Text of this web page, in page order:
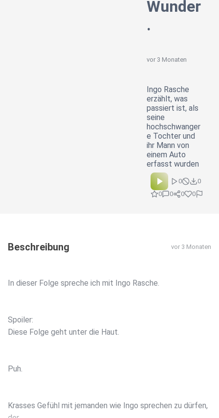
Wunder
.
vor 3 Monaten
Ingo Rasche
erzählt, was
passiert ist, als
seine
hochschwanger
e Tochter und
ihr Mann von
einem Auto
erfasst wurden
0
0
0
0 0 0
Beschreibung vor 3 Monaten
In dieser Folge spreche ich mit Ingo Rasche.
Spoiler:
Diese Folge geht unter die Haut.
Puh.
Krasses Gefühl mit jemanden wie Ingo sprechen zu dürfen,